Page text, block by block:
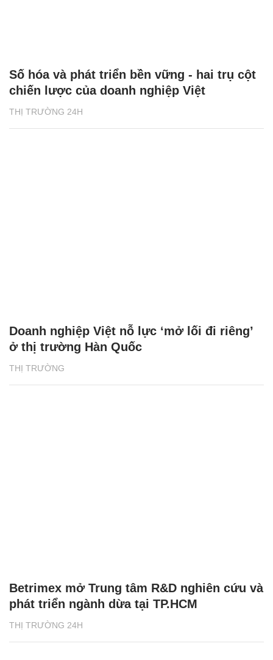
THỊ TRƯỜNG 24H
Số hóa và phát triển bền vững - hai trụ cột
chiến lược của doanh nghiệp Việt
THỊ TRƯỜNG
Doanh nghiệp Việt nỗ lực ‘mở lối đi riêng’
ở thị trường Hàn Quốc
THỊ TRƯỜNG 24H
Betrimex mở Trung tâm R&D nghiên cứu và
phát triển ngành dừa tại TP.HCM